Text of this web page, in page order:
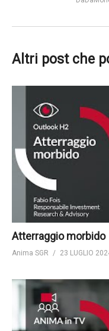
Altri post che
Atterraggio morbido
Anima SGR 23 LUGLIO